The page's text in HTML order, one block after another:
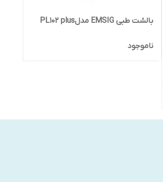
بالشت طبی EMSIG مدلPL102 plus
ناموجود